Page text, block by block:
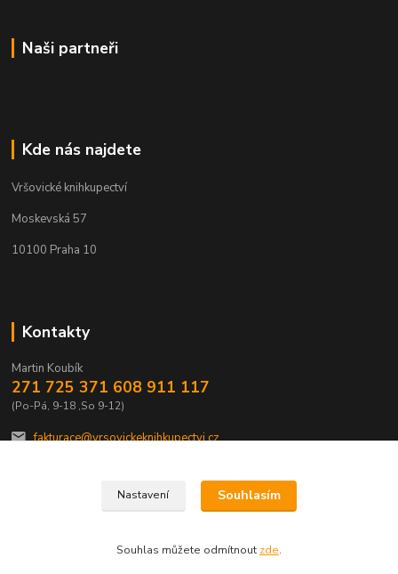
Naši partneři
Kde nás najdete
Vršovické knihkupectví
Moskevská 57
10100 Praha 10
Kontakty
Martin Koubík
271 725 371 608 911 117
(Po-Pá, 9-18 ,So 9-12)
fakturace@vrsovickeknihkupectvi.cz
Nastavení Souhlasím
Souhlas můžete odmítnout zde.